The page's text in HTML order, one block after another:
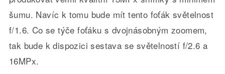
šumu. Navíc k tomu bude mít tento foťák světelnost
f/1.6. Co se týče foťáku s dvojnásobným zoomem,
tak bude k dispozici sestava se světelností f/2.6 a
16MPx.